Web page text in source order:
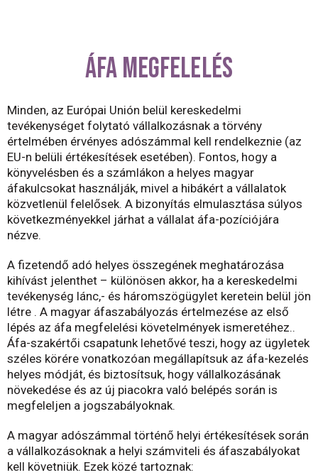
ÁFA MEGFELELÉS
Minden, az Európai Unión belül kereskedelmi
tevékenységet folytató vállalkozásnak a törvény
értelmében érvényes adószámmal kell rendelkeznie (az
EU-n belüli értékesítések esetében). Fontos, hogy a
könyvelésben és a számlákon a helyes magyar
áfakulcsokat használják, mivel a hibákért a vállalatok
közvetlenül felelősek. A bizonyítás elmulasztása súlyos
következményekkel járhat a vállalat áfa-pozíciójára
nézve.
A fizetendő adó helyes összegének meghatározása
kihívást jelenthet – különösen akkor, ha a kereskedelmi
tevékenység lánc,- és háromszögügylet keretein belül jön
létre . A magyar áfaszabályozás értelmezése az első
lépés az áfa megfelelési követelmények ismeretéhez..
Áfa-szakértői csapatunk lehetővé teszi, hogy az ügyletek
széles körére vonatkozóan megállapítsuk az áfa-kezelés
helyes módját, és biztosítsuk, hogy vállalkozásának
növekedése és az új piacokra való belépés során is
megfeleljen a jogszabályoknak.
A magyar adószámmal történő helyi értékesítések során
a vállalkozásoknak a helyi számviteli és áfaszabályokat
kell követniük. Ezek közé tartoznak: